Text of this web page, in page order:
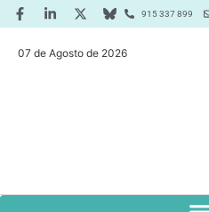
915 337 899
07 de Agosto de 2026